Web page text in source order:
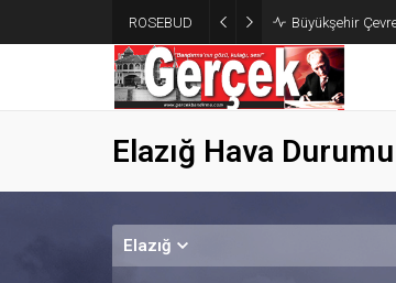
ROSEBUD Büyükşehir
Elazığ Hava Durumu
Elazığ